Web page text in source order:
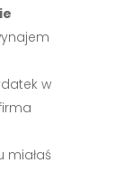
w
miałaś